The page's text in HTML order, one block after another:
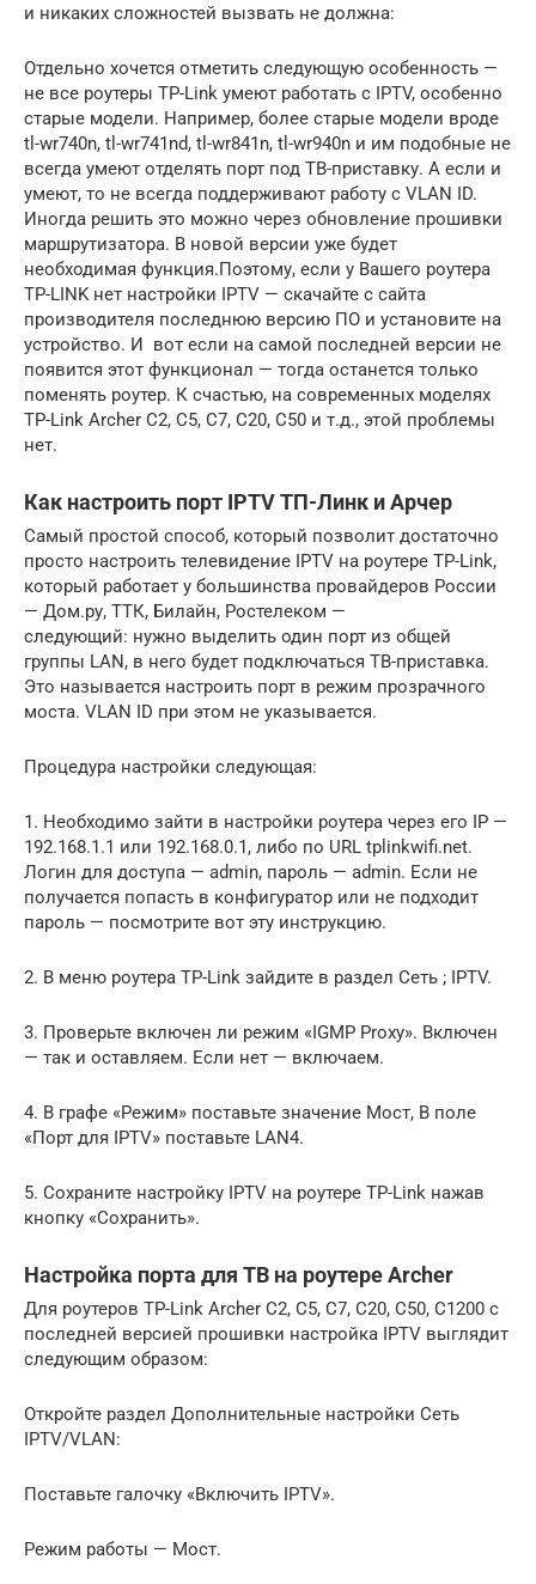
и никаких сложностей вызвать не должна:
Отдельно хочется отметить следующую особенность —
не все роутеры TP-Link умеют работать с IPTV, особенно
старые модели. Например, более старые модели вроде
tl-wr740n, tl-wr741nd, tl-wr841n, tl-wr940n и им подобные не
всегда умеют отделять порт под ТВ-приставку. А если и
умеют, то не всегда поддерживают работу с VLAN ID.
Иногда решить это можно через обновление прошивки
маршрутизатора. В новой версии уже будет
необходимая функция.Поэтому, если у Вашего роутера
TP-LINK нет настройки IPTV — скачайте с сайта
производителя последнюю версию ПО и установите на
устройство. И вот если на самой последней версии не
появится этот функционал — тогда останется только
поменять роутер. К счастью, на современных моделях
TP-Link Archer C2, C5, C7, C20, C50 и т.д., этой проблемы
нет.
Как настроить порт IPTV ТП-Линк и Арчер
Самый простой способ, который позволит достаточно
просто настроить телевидение IPTV на роутере TP-Link,
который работает у большинства провайдеров России
— Дом.ру, ТТК, Билайн, Ростелеком —
следующий: нужно выделить один порт из общей
группы LAN, в него будет подключаться ТВ-приставка.
Это называется настроить порт в режим прозрачного
моста. VLAN ID при этом не указывается.
Процедура настройки следующая:
1. Необходимо зайти в настройки роутера через его IP —
192.168.1.1 или 192.168.0.1, либо по URL tplinkwifi.net.
Логин для доступа — admin, пароль — admin. Если не
получается попасть в конфигуратор или не подходит
пароль — посмотрите вот эту инструкцию.
2. В меню роутера TP-Link зайдите в раздел Сеть ; IPTV.
3. Проверьте включен ли режим «IGMP Proxy». Включен
— так и оставляем. Если нет — включаем.
4. В графе «Режим» поставьте значение Мост, В поле
«Порт для IPTV» поставьте LAN4.
5. Сохраните настройку IPTV на роутере TP-Link нажав
кнопку «Сохранить».
Настройка порта для ТВ на роутере Archer
Для роутеров TP-Link Archer C2, C5, C7, C20, C50, C1200 с
последней версией прошивки настройка IPTV выглядит
следующим образом:
Откройте раздел Дополнительные настройки Сеть
IPTV/VLAN:
Поставьте галочку «Включить IPTV».
Режим работы — Мост.